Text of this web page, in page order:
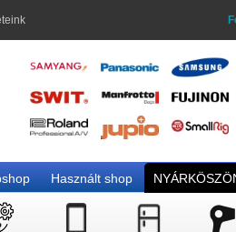
Használt shop